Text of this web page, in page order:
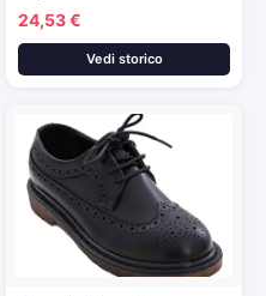
24,53 €
Vedi storico